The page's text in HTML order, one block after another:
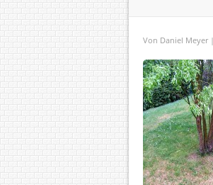
Von Daniel Meyer